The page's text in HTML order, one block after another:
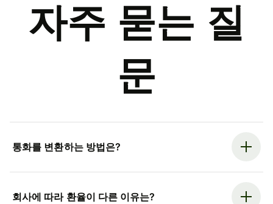
자주 묻는 질
문
통화를 변환하는 방법은?
회사에 따라 환율이 다른 이유는?